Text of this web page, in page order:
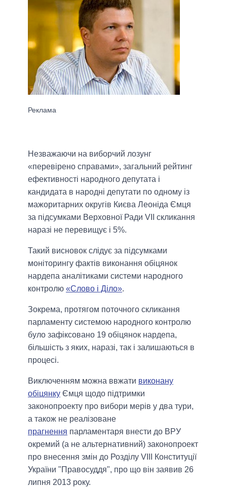
Незважаючи на виборчий лозунг
«перевірено справами», загальний рейтинг
ефективності народного депутата і
кандидата в народні депутати по одному із
мажоритарних округів Києва Леоніда Ємця
за підсумками Верховної Ради VII скликання
наразі не перевищує і 5%.
Такий висновок слідує за підсумками
моніторингу фактів виконання обіцянок
нардепа аналітиками системи народного
контролю «Слово і Діло».
Зокрема, протягом поточного скликання
парламенту системою народного контролю
було зафіксовано 19 обіцянок нардепа,
більшість з яких, наразі, так і залишаються в
процесі.
Виключенням можна ввжати виконану
обіцянку Ємця щодо підтримки
законопроекту про вибори мерів у два тури,
а також не реалізоване
прагнення парламентаря внести до ВРУ
окремий (а не альтернативний) законопроект
про внесення змін до Розділу VIII Конституції
України "Правосуддя", про що він заявив 26
липня 2013 року.